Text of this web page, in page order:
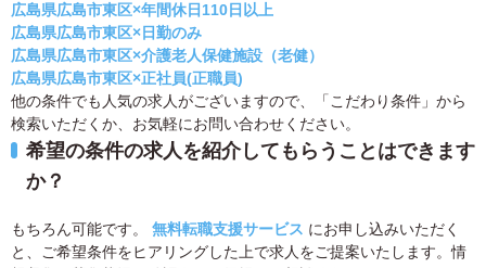
広島県広島市東区×年間休日110日以上
広島県広島市東区×日勤のみ
広島県広島市東区×介護老人保健施設（老健）
広島県広島市東区×正社員(正職員)
他の条件でも人気の求人がございますので、「こだわり条件」から
検索いただくか、お気軽にお問い合わせください。
希望の条件の求人を紹介してもらうことはできます
か？
もちろん可能です。 無料転職支援サービス にお申し込みいただく
と、ご希望条件をヒアリングした上で求人をご提案いたします。情